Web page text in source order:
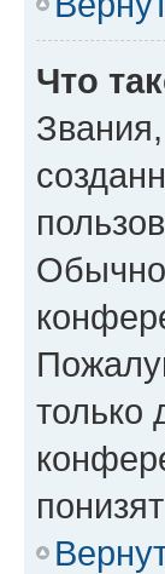
Что
только